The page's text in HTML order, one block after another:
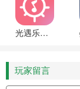
光遇乐谱最新版本
玩家留言